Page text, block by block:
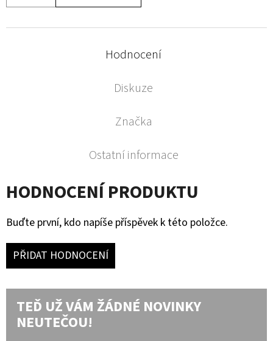
Hodnocení
Diskuze
Značka
Ostatní informace
HODNOCENÍ PRODUKTU
Buďte první, kdo napíše příspěvek k této položce.
PŘIDAT HODNOCENÍ
TEĎ UŽ VÁM ŽÁDNÉ NOVINKY
NEUTEČOU!